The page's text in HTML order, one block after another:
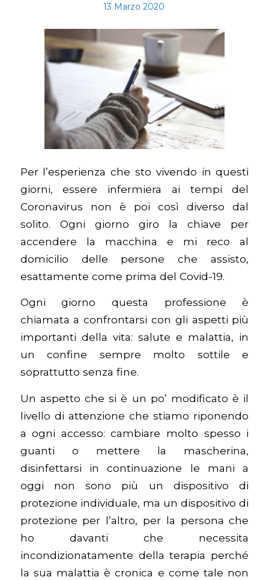
13 Marzo 2020
Per l’esperienza che sto vivendo in questi
giorni, essere infermiera ai tempi del
Coronavirus non è poi così diverso dal
solito. Ogni giorno giro la chiave per
accendere la macchina e mi reco al
domicilio delle persone che assisto,
esattamente come prima del Covid-19.
Ogni giorno questa professione è
chiamata a confrontarsi con gli aspetti più
importanti della vita: salute e malattia, in
un confine sempre molto sottile e
soprattutto senza fine.
Un aspetto che si è un po’ modificato è il
livello di attenzione che stiamo riponendo
a ogni accesso: cambiare molto spesso i
guanti o mettere la mascherina,
disinfettarsi in continuazione le mani a
oggi non sono più un dispositivo di
protezione individuale, ma un dispositivo di
protezione per l’altro, per la persona che
ho davanti che necessita
incondizionatamente della terapia perché
la sua malattia è cronica e come tale non